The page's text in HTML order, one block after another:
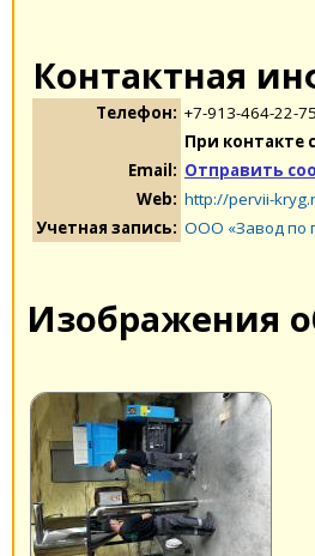
Контактная
Телефон: +7-913-464-22-75
При контакте
Email: Отправить
Web: http://pervii-
Учетная запись: ООО «Завод по
Изображения